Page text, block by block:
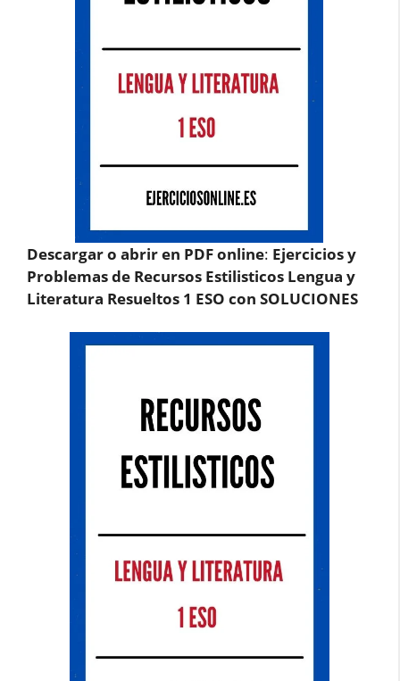
Descargar o abrir en PDF online: Ejercicios y
Problemas de Recursos Estilisticos Lengua y
Literatura Resueltos 1 ESO con SOLUCIONES